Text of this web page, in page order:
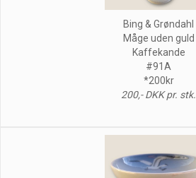
Bing & Grøndahl
Måge uden guld
Kaffekande
#91A
*200kr
200,- DKK pr. stk.